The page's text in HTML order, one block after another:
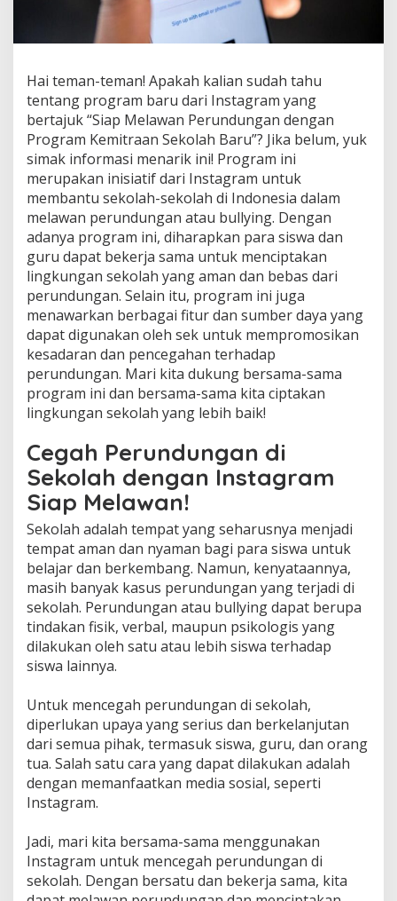
Hai teman-teman! Apakah kalian sudah tahu
tentang program baru dari Instagram yang
bertajuk “Siap Melawan Perundungan dengan
Program Kemitraan Sekolah Baru”? Jika belum, yuk
simak informasi menarik ini! Program ini
merupakan inisiatif dari Instagram untuk
membantu sekolah-sekolah di Indonesia dalam
melawan perundungan atau bullying. Dengan
adanya program ini, diharapkan para siswa dan
guru dapat bekerja sama untuk menciptakan
lingkungan sekolah yang aman dan bebas dari
perundungan. Selain itu, program ini juga
menawarkan berbagai fitur dan sumber daya yang
dapat digunakan oleh sek untuk mempromosikan
kesadaran dan pencegahan terhadap
perundungan. Mari kita dukung bersama-sama
program ini dan bersama-sama kita ciptakan
lingkungan sekolah yang lebih baik!
Cegah Perundungan di
Sekolah dengan Instagram
Siap Melawan!
Sekolah adalah tempat yang seharusnya menjadi
tempat aman dan nyaman bagi para siswa untuk
belajar dan berkembang. Namun, kenyataannya,
masih banyak kasus perundungan yang terjadi di
sekolah. Perundungan atau bullying dapat berupa
tindakan fisik, verbal, maupun psikologis yang
dilakukan oleh satu atau lebih siswa terhadap
siswa lainnya.
Untuk mencegah perundungan di sekolah,
diperlukan upaya yang serius dan berkelanjutan
dari semua pihak, termasuk siswa, guru, dan orang
tua. Salah satu cara yang dapat dilakukan adalah
dengan memanfaatkan media sosial, seperti
Instagram.
Jadi, mari kita bersama-sama menggunakan
Instagram untuk mencegah perundungan di
sekolah. Dengan bersatu dan bekerja sama, kita